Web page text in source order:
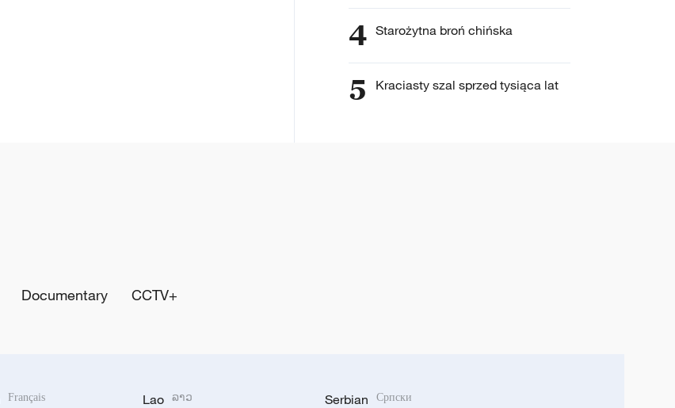
4 Starożytna broń chińska
5 Kraciasty szal sprzed tysiąca lat
Documentary CCTV+
Français Lao ລາວ Serbian Српски